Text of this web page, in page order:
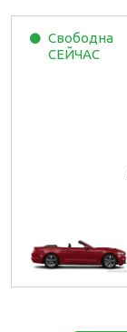
Свободна
СЕЙЧАС